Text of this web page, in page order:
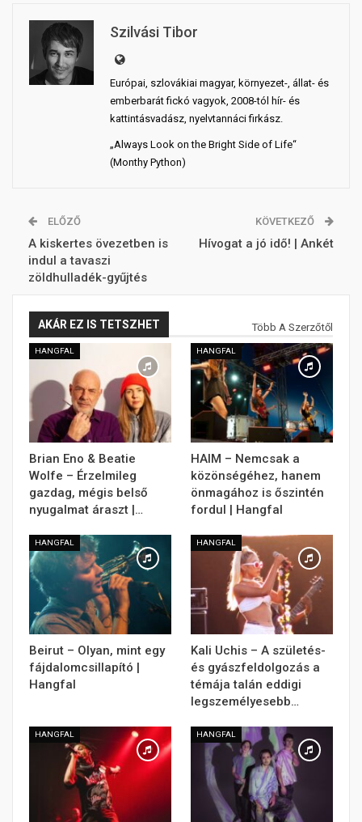
Szilvási Tibor
Európai, szlovákiai magyar, környezet-, állat- és
emberbarát fickó vagyok, 2008-tól hír- és
kattintásvadász, nyelvtannáci firkász.
„Always Look on the Bright Side of Life“
(Monthy Python)
ELŐZŐ
A kiskertes övezetben is
indul a tavaszi
zöldhulladék-gyűjtés
KÖVETKEZŐ
Hívogat a jó idő! | Ankét
AKÁR EZ IS TETSZHET Több A Szerzőtől
HANGFAL
Brian Eno & Beatie
Wolfe – Érzelmileg
gazdag, mégis belső
nyugalmat áraszt |…
HANGFAL
HAIM – Nemcsak a
közönségéhez, hanem
önmagához is őszintén
fordul | Hangfal
HANGFAL
Beirut – Olyan, mint egy
fájdalomcsillapító |
Hangfal
HANGFAL
Kali Uchis – A születés-
és gyászfeldolgozás a
témája talán eddigi
legszemélyesebb…
HANGFAL HANGFAL